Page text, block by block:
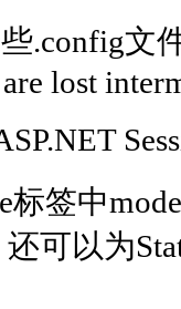
.config文
lost
标签中
可以为